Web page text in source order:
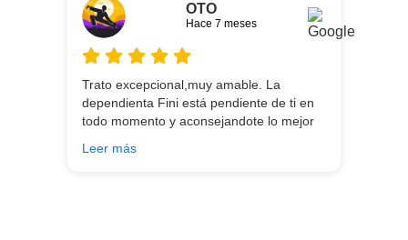
OTO
Hace 7 meses
Trato excepcional,muy amable. La
dependienta Fini está pendiente de ti en
todo momento y aconsejandote lo mejor
buscando!!
Leer más